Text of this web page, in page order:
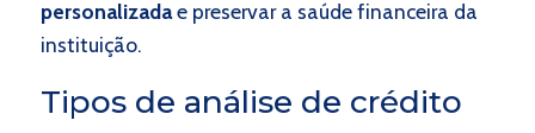
personalizadae preservar a saúde financeira da
instituição.
Tipos de análise de crédito